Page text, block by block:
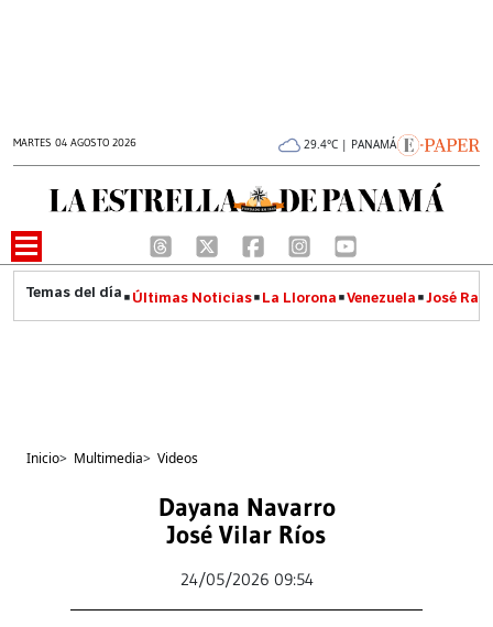
MARTES 04 AGOSTO 2026 29.4°C | PANAMÁ
Últimas Noticias La Llorona Venezuela José
Inicio> Multimedia> Videos
Dayana Navarro
José Vilar Ríos
24/05/2026 09:54